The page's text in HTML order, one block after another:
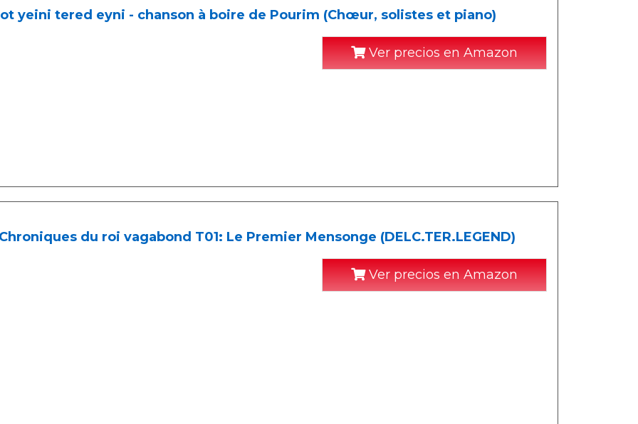
yeini tered eyni - chanson à boire de Pourim (Chœur, solistes et piano)
Ver precios en Amazon
du roi vagabond T01: Le Premier Mensonge (DELC.TER.LEGEND)
Ver precios en Amazon